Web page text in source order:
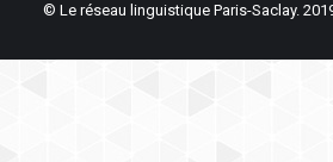
© Le réseau linguistique Paris-Saclay.